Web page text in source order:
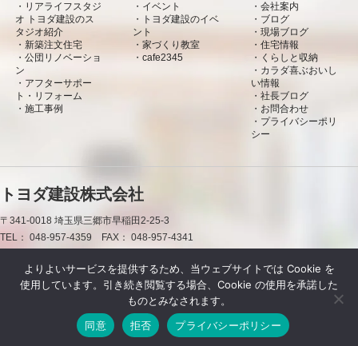
リアライフスタジ
オ トヨダ建設のス
タジオ紹介
新築注文住宅
公団リノベーショ
ン
アフターサポー
ト・リフォーム
施工事例
イベント
トヨダ建設のイベ
ント
家づくり教室
cafe2345
会社案内
ブログ
現場ブログ
住宅情報
くらしと収納
カラダ喜ぶおいし
い情報
社長ブログ
お問合わせ
プライバシーポリ
シー
トヨダ建設株式会社
〒341-0018 埼玉県三郷市早稲田2-25-3
TEL： 048-957-4359 FAX： 048-957-4341
0120-50-7660
お問合わせ 資料請求
Powered by DJCOM Inc.
よりよいサービスを提供するため、当ウェブサイトでは Cookie を
使用しています。引き続き閲覧する場合、Cookie の使用を承諾した
ものとみなされます。
同意
拒否 プライバシーポリシー